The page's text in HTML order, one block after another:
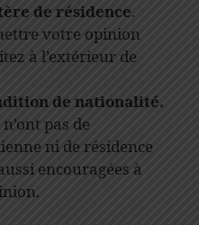
de résidence.
votre opinion
à l’extérieur de
de nationalité.
pas de
ni de résidence
encouragées à